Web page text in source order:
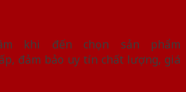
khi đến chọn sản phẩm
đảm bảo uy tín chất lượng, giá